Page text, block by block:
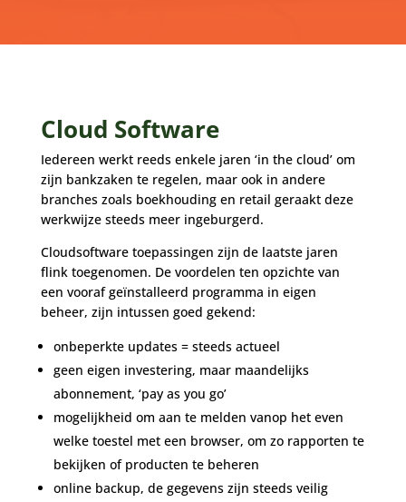
Cloud Software
Iedereen werkt reeds enkele jaren ‘in the cloud’ om
zijn bankzaken te regelen, maar ook in andere
branches zoals boekhouding en retail geraakt deze
werkwijze steeds meer ingeburgerd.
Cloudsoftware toepassingen zijn de laatste jaren
flink toegenomen. De voordelen ten opzichte van
een vooraf geïnstalleerd programma in eigen
beheer, zijn intussen goed gekend:
onbeperkte updates = steeds actueel
geen eigen investering, maar maandelijks
abonnement, ‘pay as you go’
mogelijkheid om aan te melden vanop het even
welke toestel met een browser, om zo rapporten te
bekijken of producten te beheren
online backup, de gegevens zijn steeds veilig